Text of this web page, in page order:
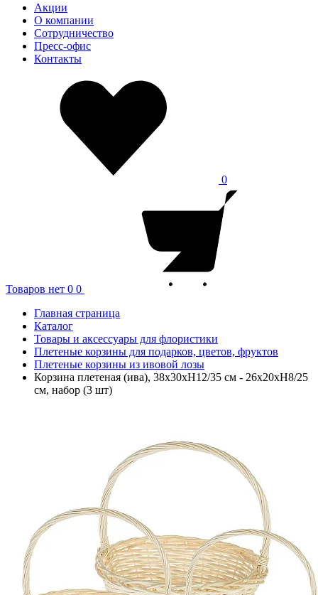
Акции
О компании
Сотрудничество
Пресс-офис
Контакты
0
Товаров нет 0 0
Главная страница
Каталог
Товары и аксессуары для флористики
Плетеные корзины для подарков, цветов, фруктов
Плетеные корзины из ивовой лозы
Корзина плетеная (ива), 38x30xH12/35 см - 26x20xH8/25
см, набор (3 шт)